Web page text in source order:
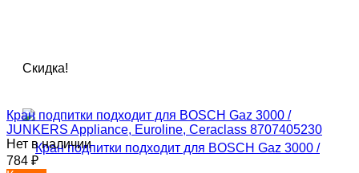
Скидка!
Кран подпитки подходит для BOSCH Gaz 3000 /
JUNKERS Appliance, Euroline, Ceraclass 8707405230
Нет в наличии
784 ₽